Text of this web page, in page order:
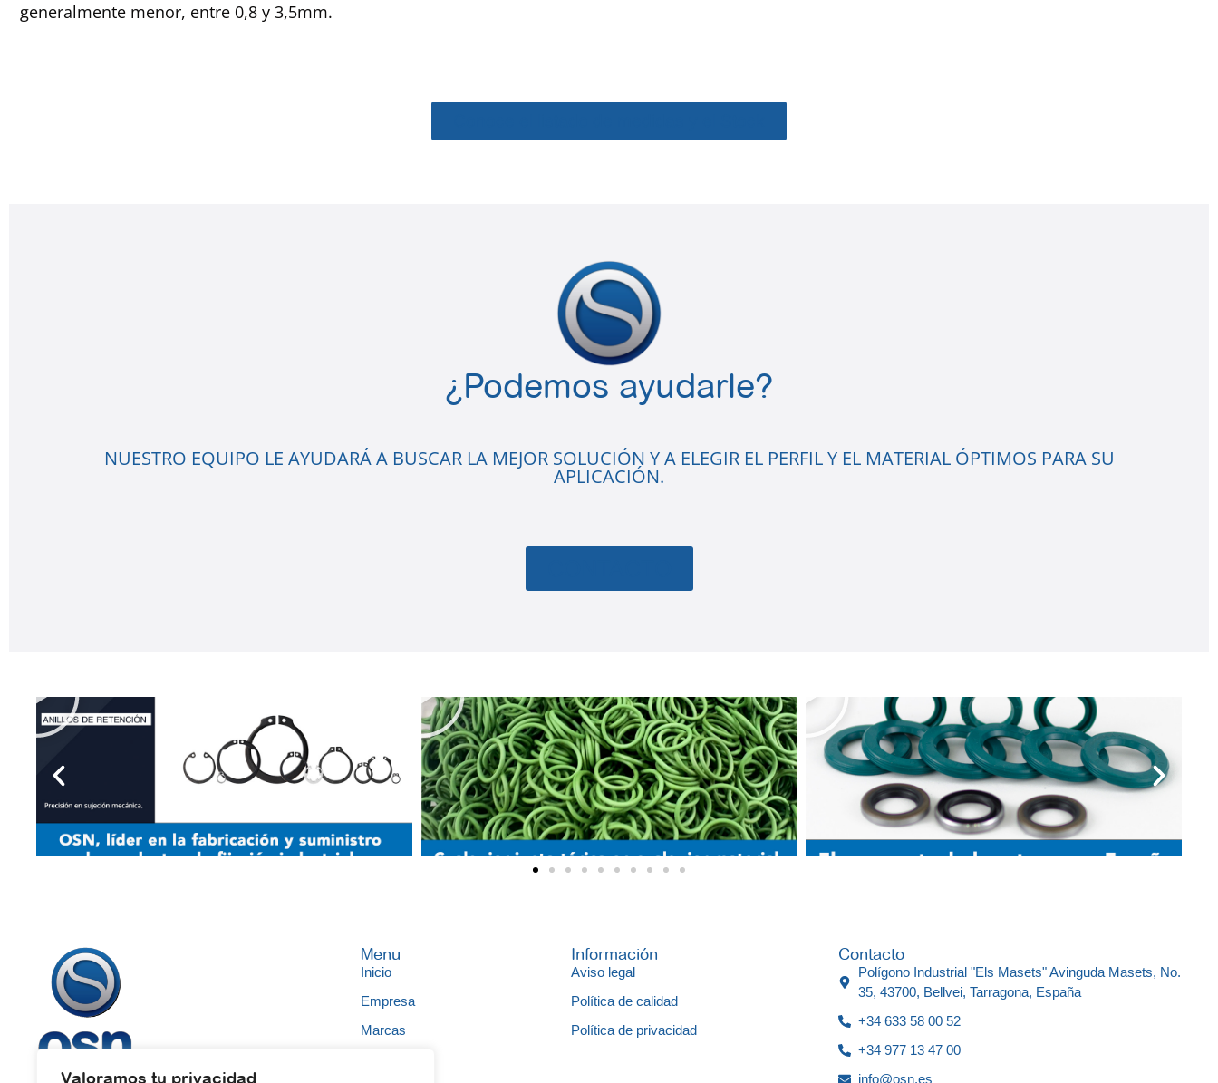
Valoramos tu privacidad
generalmente menor, entre 0,8 y 3,5mm.
¿Podemos ayudarle?
NUESTRO EQUIPO LE AYUDARÁ A BUSCAR LA MEJOR SOLUCIÓN Y A ELEGIR EL PERFIL Y EL MATERIAL ÓPTIMOS PARA SU
APLICACIÓN.
Ofrecemos soluciones en suministros
Menu
Inicio
Empresa
Marcas
Información
Aviso legal
Política de calidad
Política de privacidad
Contacto
Polígono Industrial "Els Masets" Avinguda Masets, No.
35, 43700, Bellvei, Tarragona, España
+34 633 58 00 52
+34 977 13 47 00
info@osn.es